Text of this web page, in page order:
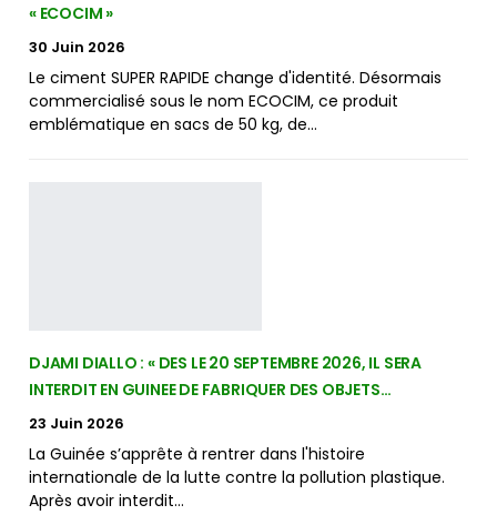
« ECOCIM »
30 Juin 2026
Le ciment SUPER RAPIDE change d'identité. Désormais
commercialisé sous le nom ECOCIM, ce produit
emblématique en sacs de 50 kg, de…
DJAMI DIALLO : « DES LE 20 SEPTEMBRE 2026, IL SERA
INTERDIT EN GUINEE DE FABRIQUER DES OBJETS…
23 Juin 2026
La Guinée s’apprête à rentrer dans l'histoire
internationale de la lutte contre la pollution plastique.
Après avoir interdit…